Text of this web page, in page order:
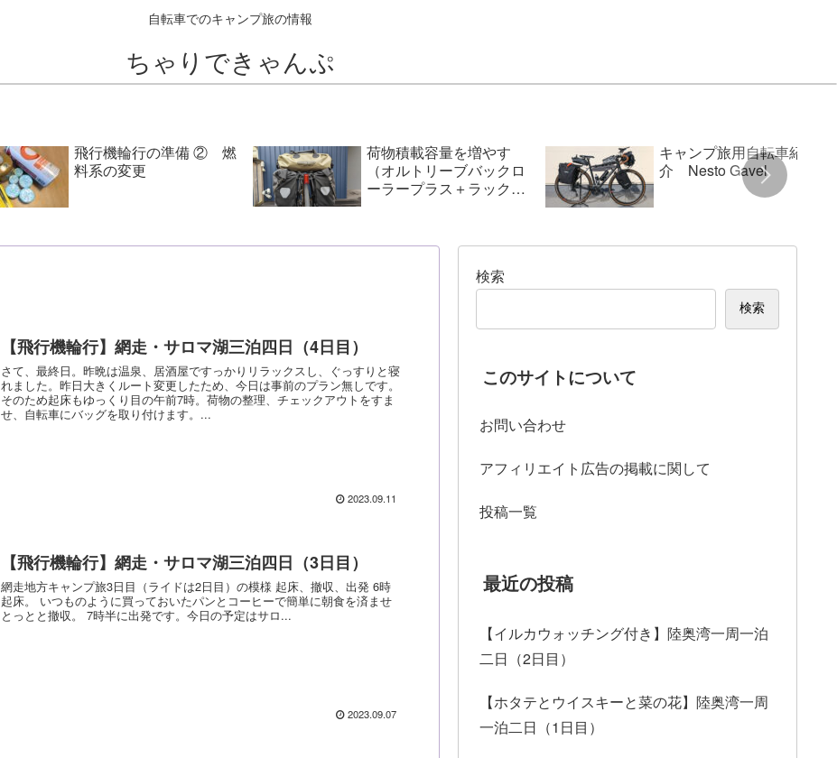
自転車でのキャンプ旅の情報
ちゃりできゃんぷ
飛行機輪行の準備 ② 燃
料系の変更
荷物積載容量を増やす
（オルトリーブバックロ
ーラープラス＋ラックパ
キャンプ旅用自転車紹
介 Nesto Gavel
【飛行機輪行】網走・サロマ湖三泊四日（4日目）
さて、最終日。昨晩は温泉、居酒屋ですっかりリラックスし、ぐっすりと寝
れました。昨日大きくルート変更したため、今日は事前のプラン無しです。
そのため起床もゆっくり目の午前7時。荷物の整理、チェックアウトをすま
せ、自転車にバッグを取り付けます。...
2023.09.11
【飛行機輪行】網走・サロマ湖三泊四日（3日目）
網走地方キャンプ旅3日目（ライドは2日目）の模様 起床、撤収、出発 6時
起床。 いつものように買っておいたパンとコーヒーで簡単に朝食を済ませ
とっとと撤収。 7時半に出発です。今日の予定はサロ...
2023.09.07
検索
検索
このサイトについて
お問い合わせ
アフィリエイト広告の掲載に関して
投稿一覧
最近の投稿
【イルカウォッチング付き】陸奥湾一周一泊
二日（2日目）
【ホタテとウイスキーと菜の花】陸奥湾一周
一泊二日（1日目）